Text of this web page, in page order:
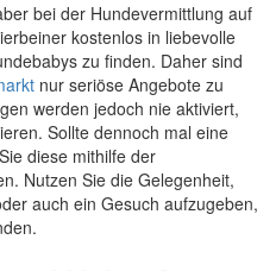
bei der Hundevermittlung auf
kostenlos in liebevolle
zu finden. Daher sind
nur seriöse Angebote zu
werden jedoch nie aktiviert,
Sollte dennoch mal eine
diese mithilfe der
Nutzen Sie die Gelegenheit,
auch ein Gesuch aufzugeben,